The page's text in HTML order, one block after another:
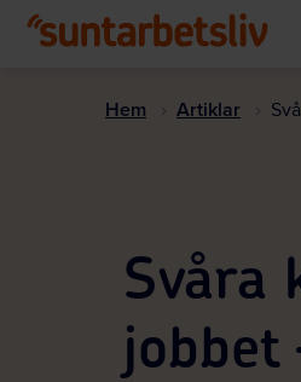
Hem Artiklar
Svåra
jobbet